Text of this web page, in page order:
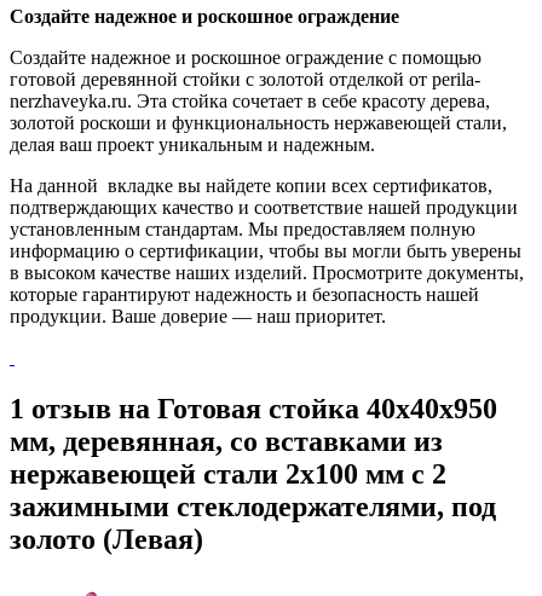
Создайте надежное и роскошное ограждение
Создайте надежное и роскошное ограждение с помощью
готовой деревянной стойки с золотой отделкой от perila-
nerzhaveyka.ru. Эта стойка сочетает в себе красоту дерева,
золотой роскоши и функциональность нержавеющей стали,
делая ваш проект уникальным и надежным.
На данной вкладке вы найдете копии всех сертификатов,
подтверждающих качество и соответствие нашей продукции
установленным стандартам. Мы предоставляем полную
информацию о сертификации, чтобы вы могли быть уверены
в высоком качестве наших изделий. Просмотрите документы,
которые гарантируют надежность и безопасность нашей
продукции. Ваше доверие — наш приоритет.
1 отзыв на Готовая стойка 40х40х950
мм, деревянная, со вставками из
нержавеющей стали 2х100 мм с 2
зажимными стеклодержателями, под
золото (Левая)